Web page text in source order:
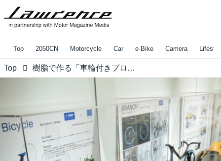
Top 2050CN Motorcycle Car e-Bike Camera
Top 樹脂で作る「車輪付きプロダクト」の可能性を探る...多摩美とBASFの産学協同プロジェクト